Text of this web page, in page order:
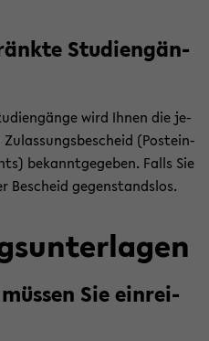
Stu­di­en­gän­
wird Ihnen die je­
(Post­ein­
be­kannt­ge­ge­ben. Falls Sie
Be­scheid ge­gen­stands­los.
Sie ein­rei­